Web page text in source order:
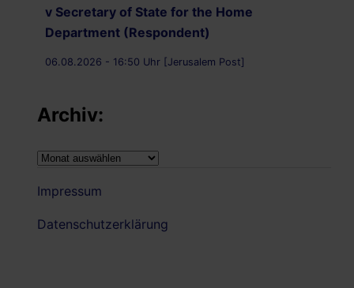
v Secretary of State for the Home
Department (Respondent)
06.08.2026 - 16:50 Uhr [Jerusalem Post]
14 peaceful protesters arrested at Palestine
Action demonstration outside Bristol Prison
06.08.2026 - 16:19 Uhr [Nachrichtenagentur Radio
Utopie]
Archiv:
Archiv:
Impressum
Datenschutzerklärung